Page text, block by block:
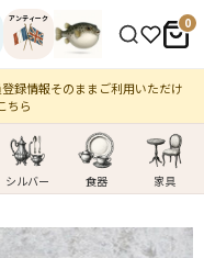
アンティーク 0
登録情報そのままご利用いただけ
ちら
シルバー 食器 家具